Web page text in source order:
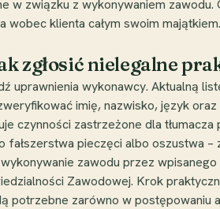
związku z wykonywaniem zawodu.
wobec klienta całym swoim
zgłosić nielegalne
uprawnienia wykonawcy. Aktualną
imię, nazwisko, język
czynności zastrzeżone dla
fałszerstwa pieczęci albo oszustwa
zawodu przez
Zawodowej. Krok
potrzebne zarówno w